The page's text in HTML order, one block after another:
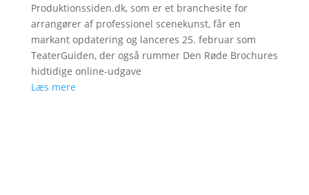
Produktionssiden.dk, som er et branchesite for
arrangører af professionel scenekunst, får en
markant opdatering og lanceres 25. februar som
TeaterGuiden, der også rummer Den Røde Brochures
hidtidige online-udgave
Læs mere